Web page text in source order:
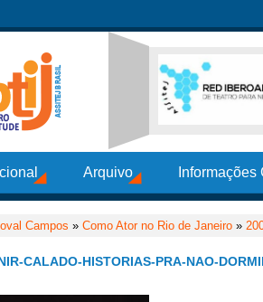
Arquivo Informações
Campos » Como Ator no Rio de Janeiro »
CALADO-HISTORIAS-PRA-NAO-